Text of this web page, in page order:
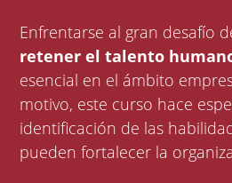
Enfrentarse al gran desafío
retener el talento
esencial en el ámbito
motivo, este curso hace
identificación de las
pueden fortalecer la